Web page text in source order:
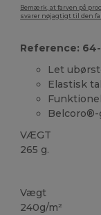
Bemærk, at farven på
svarer nøjagtigt til den
Reference:
Let
Elastisk
VÆGT
265 g.
Vægt
240g/m²